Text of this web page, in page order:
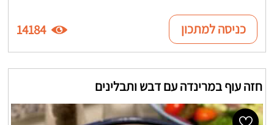
כניסה למתכון 14184
חזה עוף במרינדה עם דבש ותבלינים